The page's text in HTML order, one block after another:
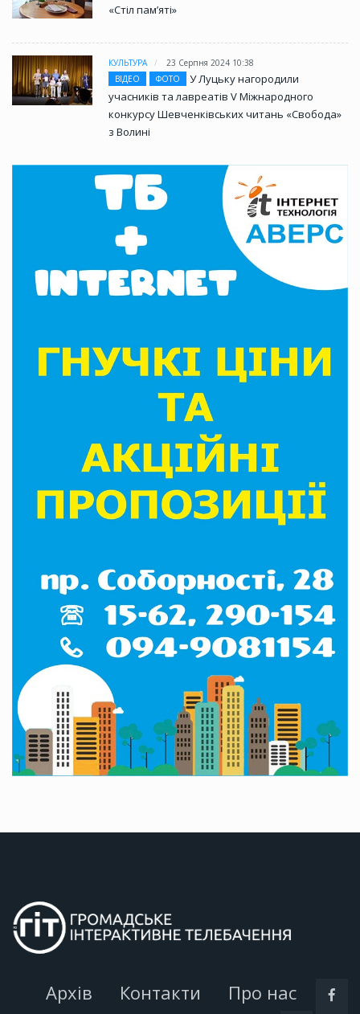
«Стіл памʼяті»
КУЛЬТУРА
23 Серпня 2024 10:38
ВІДЕО
ФОТО
У Луцьку нагородили
учасників та лавреатів V Міжнародного
конкурсу Шевченківських читань «Свобода»
з Волині
Архів Контакти Про нас